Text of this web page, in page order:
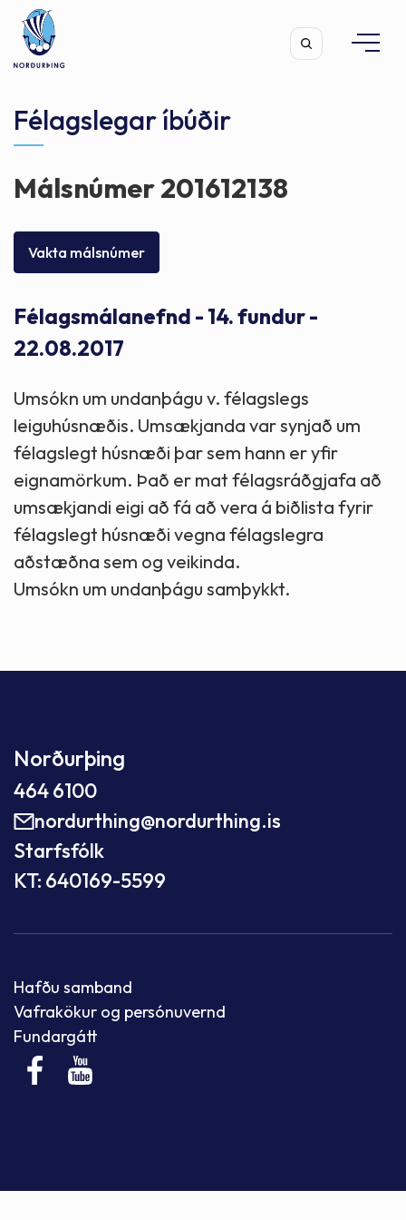
Leita
Félagslegar íbúðir
Málsnúmer 201612138
Vakta málsnúmer
Félagsmálanefnd - 14. fundur -
22.08.2017
Umsókn um undanþágu v. félagslegs
leiguhúsnæðis. Umsækjanda var synjað um
félagslegt húsnæði þar sem hann er yfir
eignamörkum. Það er mat félagsráðgjafa að
umsækjandi eigi að fá að vera á biðlista fyrir
félagslegt húsnæði vegna félagslegra
aðstæðna sem og veikinda.
Umsókn um undanþágu samþykkt.
Norðurþing
464 6100
nordurthing@nordurthing.is
Starfsfólk
KT: 640169-5599
Hafðu samband
Vafrakökur og persónuvernd
Fundargátt